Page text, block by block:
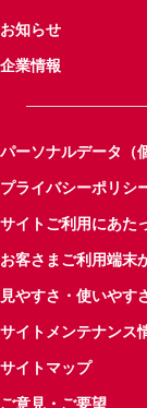
お知らせ
企業情報
パーソナルデータ（
プライバシーポリシ
サイトご利用にあた
お客さまご利用端末
見やすさ・使いやす
サイトメンテナンス
サイトマップ
ご意見・ご要望